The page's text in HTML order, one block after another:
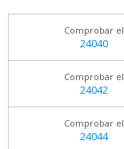
Comprobar el
24040
Comprobar el
24042
Comprobar el
24044